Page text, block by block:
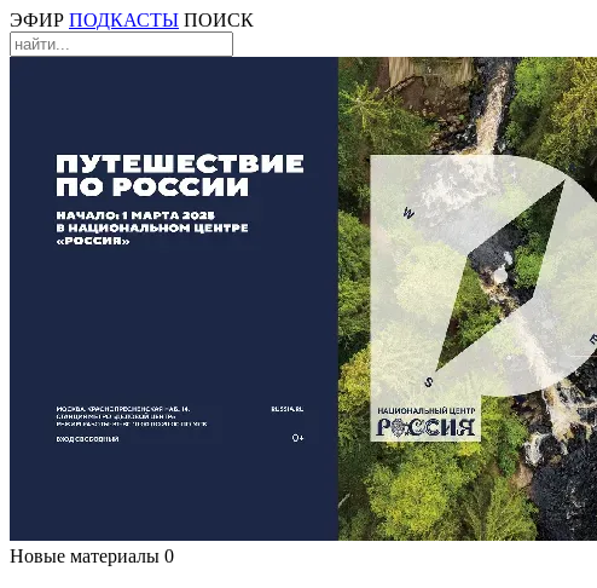
ЭФИР ПОДКАСТЫ ПОИСК
Новые материалы 0